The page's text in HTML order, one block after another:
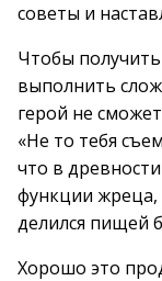
советы и
Чтобы
выполнить
герой не
«Не то тебя
что в
функции жреца,
делился пищей
Хорошо это